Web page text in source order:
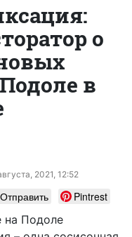
о
в
2021, 12:52
Отправить
Pintrest
на Подоле